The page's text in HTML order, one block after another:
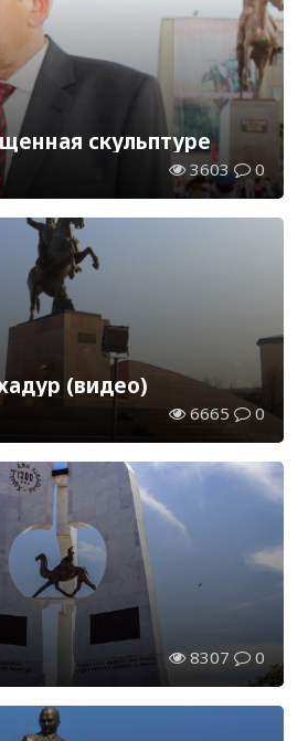
скульптуре
3603 0
(видео)
6665 0
8307 0